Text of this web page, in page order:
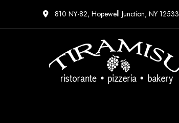
810 NY-82, Hopewell Junction, NY 12533